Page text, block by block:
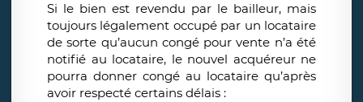
Si le bien est revendu par le bailleur, mais
toujours légalement occupé par un locataire
de sorte qu’aucun congé pour vente n’a été
notifié au locataire, le nouvel acquéreur ne
pourra donner congé au locataire qu’après
avoir respecté certains délais :